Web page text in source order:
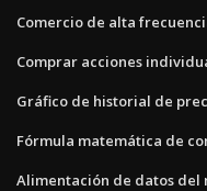
Comercio de alta
Comprar acciones
Gráfico de historial de
Fórmula matemática de
Alimentación de datos del